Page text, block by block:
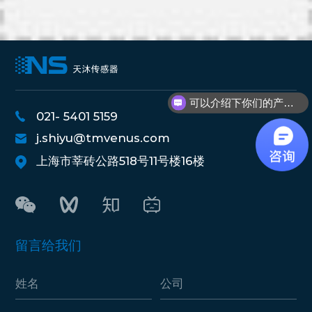
021- 5401 5159
j.shiyu@tmvenus.com
上海市莘砖公路518号11号楼16楼
留言给我们
可以介绍下你们的产品么？